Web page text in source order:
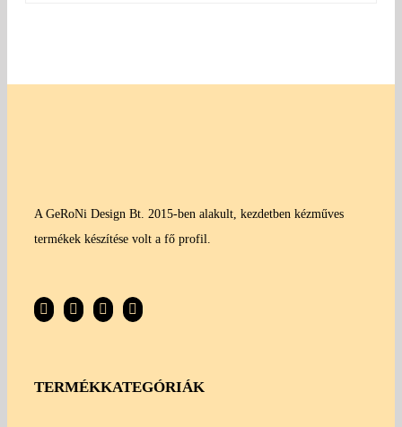
A GeRoNi Design Bt. 2015-ben alakult, kezdetben kézműves
termékek készítése volt a fő profil.
TERMÉKKATEGÓRIÁK